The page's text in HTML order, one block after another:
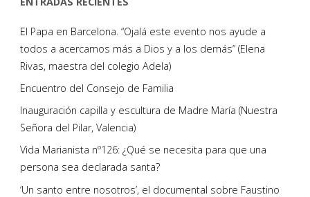
El Papa en Barcelona. “Ojalá este evento nos ayude a
todos a acercarnos más a Dios y a los demás” (Elena
Rivas, maestra del colegio Adela)
Encuentro del Consejo de Familia
Inauguración capilla y escultura de Madre María (Nuestra
Señora del Pilar, Valencia)
Vida Marianista nº126: ¿Qué se necesita para que una
persona sea declarada santa?
‘Un santo entre nosotros’, el documental sobre Faustino